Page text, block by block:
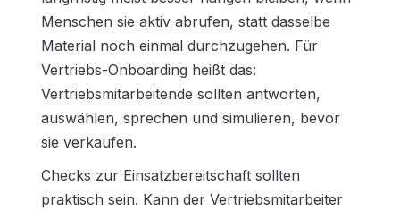
Menschen sie aktiv abrufen, statt dasselbe
Material noch einmal durchzugehen. Für
Vertriebs-Onboarding heißt das:
Vertriebsmitarbeitende sollten antworten,
auswählen, sprechen und simulieren, bevor
sie verkaufen.
Checks zur Einsatzbereitschaft sollten
praktisch sein. Kann der Vertriebsmitarbeiter